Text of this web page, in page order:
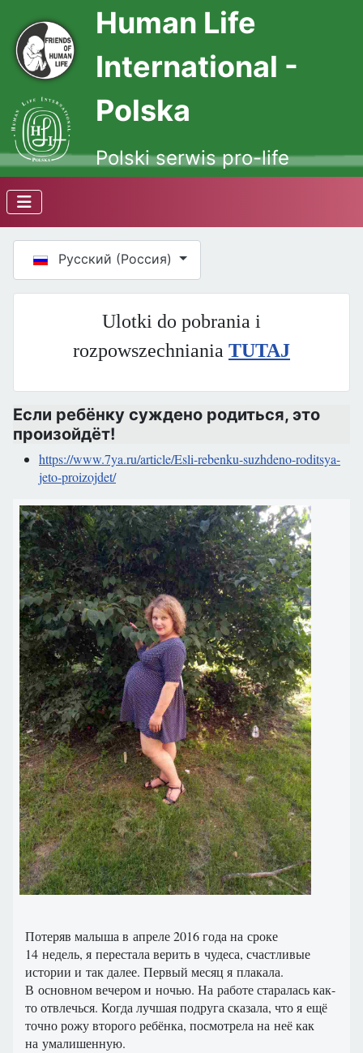
Human Life
International -
Polska
Polski serwis pro-life
Русский (Россия)
Ulotki do pobrania i
rozpowszechniania TUTAJ
Если ребёнку суждено родиться, это
произойдёт!
https://www.7ya.ru/article/Esli-rebenku-suzhdeno-roditsya-
jeto-proizojdet/
Потеряв малыша в апреле 2016 года на сроке
14 недель, я перестала верить в чудеса, счастливые
истории и так далее. Первый месяц я плакала.
В основном вечером и ночью. На работе старалась как-
то отвлечься. Когда лучшая подруга сказала, что я ещё
точно рожу второго ребёнка, посмотрела на неё как
на умалишенную.